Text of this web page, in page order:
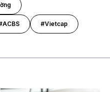
#Vietcap